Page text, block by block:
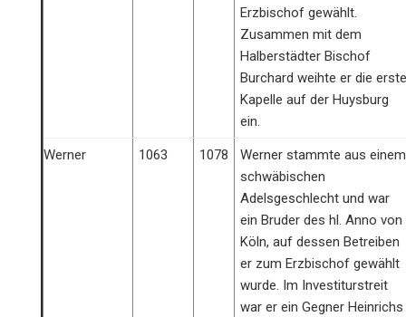
Erzbischof gewählt.
Zusammen mit dem
Halberstädter Bischof
Burchard weihte er die erste
Kapelle auf der Huysburg
ein.
Werner 1063 1078
Werner stammte aus einem
schwäbischen
Adelsgeschlecht und war
ein Bruder des hl. Anno von
Köln, auf dessen Betreiben
er zum Erzbischof gewählt
wurde. Im Investiturstreit
war er ein Gegner Heinrichs